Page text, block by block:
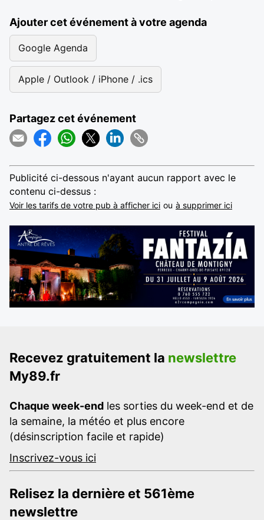
Ajouter cet événement à votre agenda
Google Agenda
Apple / Outlook / iPhone / .ics
Partagez cet événement
Publicité ci-dessous n'ayant aucun rapport avec le
contenu ci-dessus :
Voir les tarifs de votre pub à afficher ici ou à supprimer ici
Recevez gratuitement la newslettre
My89.fr
Chaque week-end les sorties du week-end et de
la semaine, la météo et plus encore
(désinscription facile et rapide)
Inscrivez-vous ici
Relisez la dernière et 561ème
newslettre